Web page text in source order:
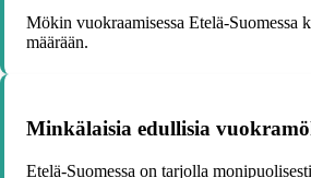
Mökin vuokraamisessa Etelä-Suomessa
määrään.
Minkälaisia edullisia
Etelä-Suomessa on tarjolla